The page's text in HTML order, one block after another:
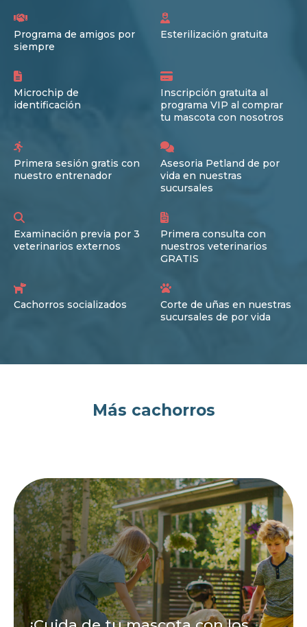
Programa de amigos por
siempre
Esterilización gratuita
Microchip de
identificación
Inscripción gratuita al
programa VIP al comprar
tu mascota con nosotros
Primera sesión gratis con
nuestro entrenador
Asesoria Petland de por
vida en nuestras
sucursales
Examinación previa por 3
veterinarios externos
Primera consulta con
nuestros veterinarios
GRATIS
Cachorros socializados
Corte de uñas en nuestras
sucursales de por vida
Más cachorros